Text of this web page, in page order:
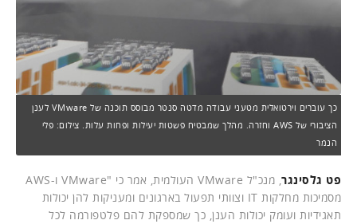
כך עוברים וירטואלית מטעני עבודה מדטה סנטר מבוסס תוכנה של VMware לענן
הציבורי של AWS וחזרה. מהלך שמבטיח פשטות יעילות ופחות עלות. צילום: פלי
הנמר
פט גלסינגר
, מנכ"ל VMware העולמית, אמר כי "VMware ו-AWS
מסמיכות מחלקות IT וצוותי תפעול בארגונים ומעניקות להן יכולות
תאגידיות ועומק יכולות הענן, כך שמספקת להם פלטפורמה לכל